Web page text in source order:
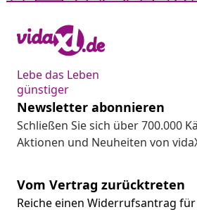
Lebe das Leben
günstiger
Newsletter abonnieren
Schließen Sie sich über 700.000
Aktionen und Neuheiten von
Vom Vertrag zurücktreten
Reiche einen Widerrufsantrag